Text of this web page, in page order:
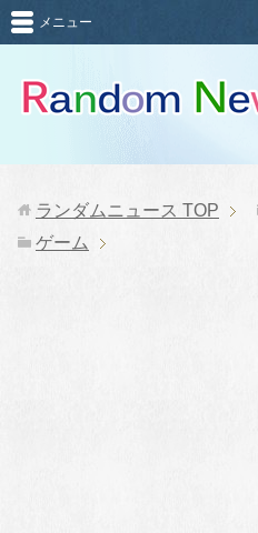
メニュー
ランダムニュース TOP
ゲーム